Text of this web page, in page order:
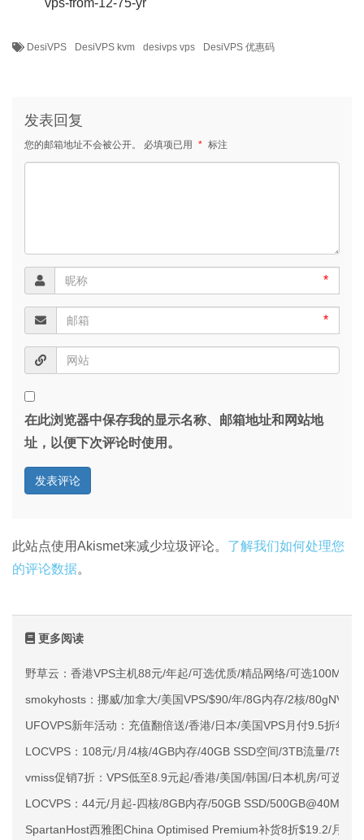
vps-from-12-75-yr
DesiVPS DesiVPS kvm desivps vps DesiVPS 优惠码
发表回复
您的邮箱地址不会被公开。 必填项已用 * 标注
*
*
在此浏览器中保存我的显示名称、邮箱地址和网站地
址，以便下次评论时使用。
此站点使用Akismet来减少垃圾评论。 了解我们如何处理您
的评论数据。
更多阅读
野草云：香港VPS主机88元/年起/可选优质/精品网络/可选100M不
smokyhosts：挪威/加拿大/美国VPS/$90/年/8G内存/2核/
UFOVPS新年活动：充值翻倍送/香港/日本/美国VPS月付9.5折年
LOCVPS：108元/月/4核/4GB内存/40GB SSD空间/3TB流量/
vmiss促销7折：VPS低至8.9元起/香港/美国/韩国/日本机房/可选
LOCVPS：44元/月起-四核/8GB内存/50GB SSD/
SpartanHost西雅图China Optimised Premium补货8折$19.2/月起